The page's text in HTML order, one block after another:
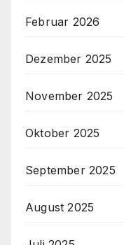
Februar 2026
Dezember 2025
November 2025
Oktober 2025
September 2025
August 2025